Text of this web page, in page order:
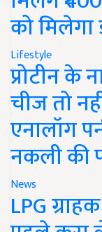
को
Lifestyle
प्रोटीन
चीज तो
एनालॉग
नकली की
News
LPG